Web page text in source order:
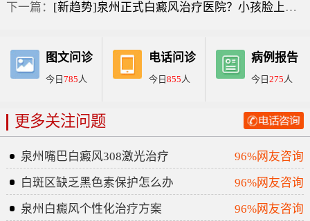
下一篇： [新趋势]泉州正式白癜风治疗医院？小孩脸上白斑摸上去粗糙？
图文问诊
今日785人
电话问诊
今日 855人
病例报告
今日275人
更多关注问题
泉州嘴巴白癜风308激光治疗
96%网友咨询
白斑区缺乏黑色素保护怎么办
96%网友咨询
泉州白癜风个性化治疗方案
96%网友咨询